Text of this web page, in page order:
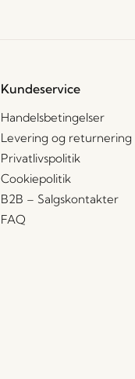
Kundeservice
Handelsbetingelser
Levering og returnering
Privatlivspolitik
Cookiepolitik
B2B – Salgskontakter
FAQ